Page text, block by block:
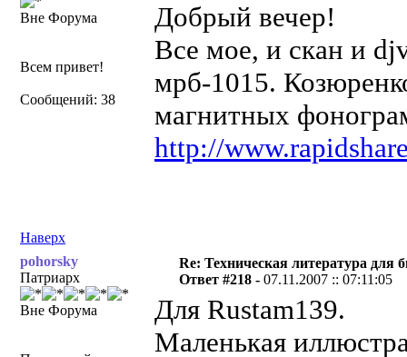
Вне Форума
Всем привет!
Сообщений: 38
Добрый вечер!
Все мое, и скан и
мрб-1015.
магнитных
http://
Наверх
pohorsky
Патриарх
Вне Форума
Re: Техническая литература для
Ответ #218 -07.11.2007 :: 07:11:05
Для Rustam139.
Маленькая